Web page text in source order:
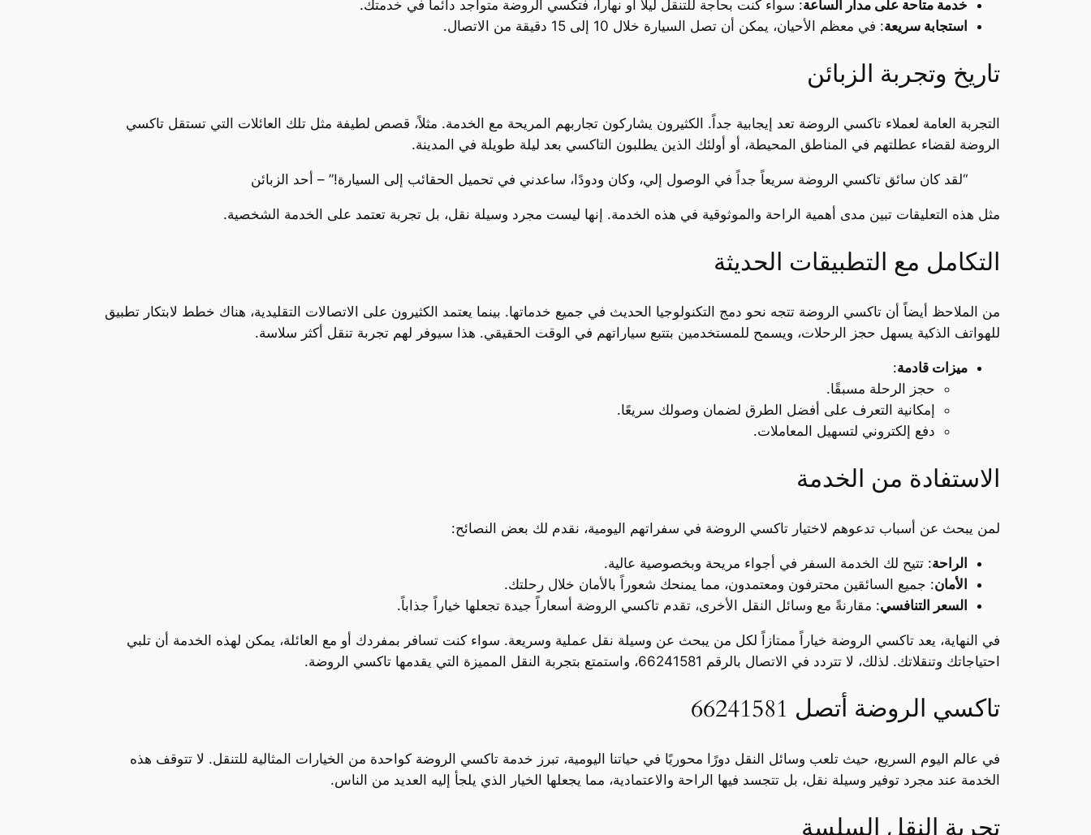
خدمة متاحة على مدار الساعة: سواء كنت بحاجة للتنقل ليلاً أو نهاراً، فتكسي الروضة متواجد دائماً في خدمتك.
استجابة سريعة: في معظم الأحيان، يمكن أن تصل السيارة خلال 10 إلى 15 دقيقة من الاتصال.
تاريخ وتجربة الزبائن
التجربة العامة لعملاء تاكسي الروضة تعد إيجابية جداً. الكثيرون يشاركون تجاربهم المريحة مع الخدمة. مثلاً، قصص لطيفة مثل تلك العائلات التي تستقل تاكسي
الروضة لقضاء عطلتهم في المناطق المحيطة، أو أولئك الذين يطلبون التاكسي بعد ليلة طويلة في المدينة.
“لقد كان سائق تاكسي الروضة سريعاً جداً في الوصول إلي، وكان ودودًا، ساعدني في تحميل الحقائب إلى السيارة!” – أحد الزبائن
مثل هذه التعليقات تبين مدى أهمية الراحة والموثوقية في هذه الخدمة. إنها ليست مجرد وسيلة نقل، بل تجربة تعتمد على الخدمة الشخصية.
التكامل مع التطبيقات الحديثة
من الملاحظ أيضاً أن تاكسي الروضة تتجه نحو دمج التكنولوجيا الحديث في جميع خدماتها. بينما يعتمد الكثيرون على الاتصالات التقليدية، هناك خطط لابتكار تطبيق
للهواتف الذكية يسهل حجز الرحلات، ويسمح للمستخدمين بتتبع سياراتهم في الوقت الحقيقي. هذا سيوفر لهم تجربة تنقل أكثر سلاسة.
ميزات قادمة:
حجز الرحلة مسبقًا.
إمكانية التعرف على أفضل الطرق لضمان وصولك سريعًا.
دفع إلكتروني لتسهيل المعاملات.
الاستفادة من الخدمة
لمن يبحث عن أسباب تدعوهم لاختيار تاكسي الروضة في سفراتهم اليومية، نقدم لك بعض النصائح:
الراحة: تتيح لك الخدمة السفر في أجواء مريحة وبخصوصية عالية.
الأمان: جميع السائقين محترفون ومعتمدون، مما يمنحك شعوراً بالأمان خلال رحلتك.
السعر التنافسي: مقارنةً مع وسائل النقل الأخرى، تقدم تاكسي الروضة أسعاراً جيدة تجعلها خياراً جذاباً.
في النهاية، يعد تاكسي الروضة خياراً ممتازاً لكل من يبحث عن وسيلة نقل عملية وسريعة. سواء كنت تسافر بمفردك أو مع العائلة، يمكن لهذه الخدمة أن تلبي
احتياجاتك وتنقلاتك. لذلك، لا تتردد في الاتصال بالرقم 66241581، واستمتع بتجربة النقل المميزة التي يقدمها تاكسي الروضة.
تاكسي الروضة أتصل 66241581
في عالم اليوم السريع، حيث تلعب وسائل النقل دورًا محوريًا في حياتنا اليومية، تبرز خدمة تاكسي الروضة كواحدة من الخيارات المثالية للتنقل. لا تتوقف هذه
الخدمة عند مجرد توفير وسيلة نقل، بل تتجسد فيها الراحة والاعتمادية، مما يجعلها الخيار الذي يلجأ إليه العديد من الناس.
تجربة النقل السلسة